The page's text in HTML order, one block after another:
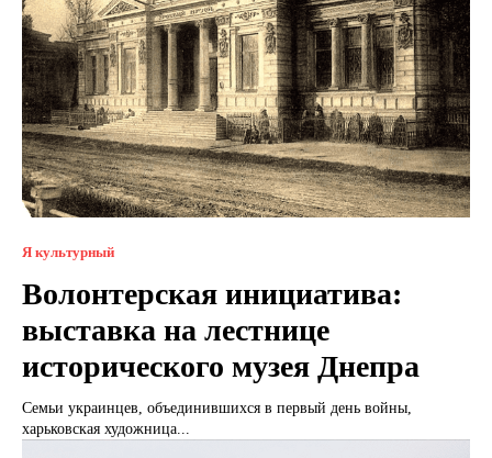
Я культурный
Волонтерская инициатива:
выставка на лестнице
исторического музея Днепра
Семьи украинцев, объединившихся в первый день войны,
харьковская художница...